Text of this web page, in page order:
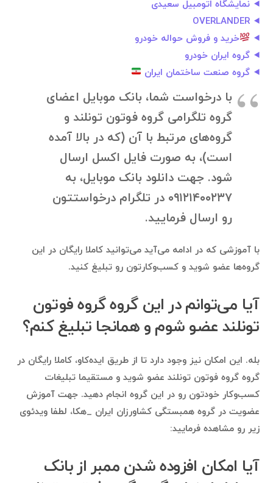
نمایشگاه اتومبیل سعیدی
OVERLANDER
خرید و فروش حواله خودرو
گروه ایران خودرو
گروه صنعت ساختمان ایران
با درخواست شما، بانک موبایل اعضای
گروه تلگرامی گروه فوتون تونلند و
گروه‌های مرتبط با آن (که در بالا آمده
است)، به صورت فایل اکسل ارسال
شود. جهت دانلود بانک موبایل، به
۰۹۱۲۱۴۰۰۲۳۷ در تلگرام درخواستتون
رو ارسال فرمایید.
با آموزشی که در ادامه می‌آید می‌توانید کاملا رایگان در این
گروه‌ها عضو شوید و کسب‌وکارتون رو تبلیغ کنید.
آیا می‌توانم در این گروه گروه فوتون
تونلند عضو شوم و همانجا تبلیغ کنم؟
بله. این امکان نیز وجود دارد تا از طریق ایده‌کاو، کاملا رایگان در
گروه گروه فوتون تونلند عضو شوید و مستقیما تبلیغات
کسب‌وکار خودتون رو در این گروه انجام دهید. جهت آموزش
عضویت در گروه همبستگی کشاورزان ایران _هکا، لطفا ویدئوی
زیر رو مشاهده فرمایید:
آیا امکان افزوده شدن ممبر از بانک